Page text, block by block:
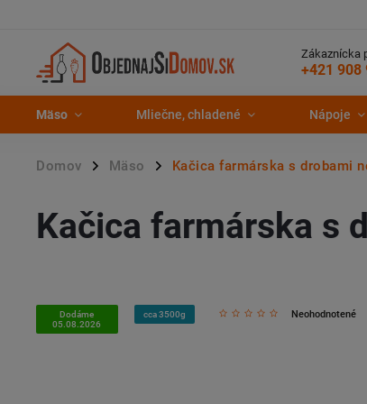
Zákaznícka
+421 908
Mäso Mliečne, chladené Nápoje
Domov / Mäso / Kačica farmárska s drobami
Kačica farmárska s
Dodáme
05.08.2026
cca 3500g Neohodnotené